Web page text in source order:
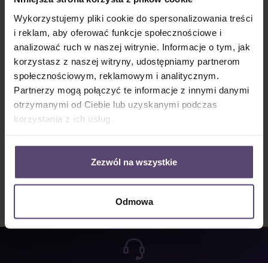
Wykorzystujemy pliki cookie do spersonalizowania treści
i reklam, aby oferować funkcje społecznościowe i
analizować ruch w naszej witrynie. Informacje o tym, jak
korzystasz z naszej witryny, udostępniamy partnerom
społecznościowym, reklamowym i analitycznym.
Partnerzy mogą połączyć te informacje z innymi danymi
otrzymanymi od Ciebie lub uzyskanymi podczas
korzystania z ich usług.
Zezwól na wszystkie
Odmowa
Ilość produktu: Wprowadź żądaną ilość lub użyj przycisków, aby zwiększyć lub
Do koszyka
Numer produktu:MU_LV_B3563_PG3
Opis